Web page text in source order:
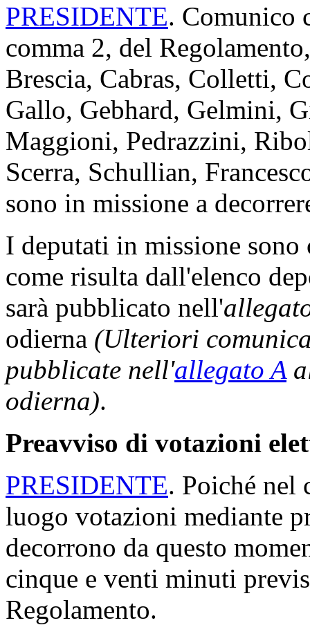
PRESIDENTE. Comunico
comma 2, del
Brescia, Cabras, Colletti,
Gallo, Gebhard, Gelmini,
Maggioni, Pedrazzini,
Scerra, Schullian,
sono in missione a
I deputati in missione sono
come risulta dall'elenco
sarà pubblicato nell'
odierna (Ulteriori
pubblicate nell'allegato A
odierna).
Preavviso di votazioni
PRESIDENTE. Poiché nel
luogo votazioni mediante
decorrono da questo
cinque e venti minuti
Regolamento.